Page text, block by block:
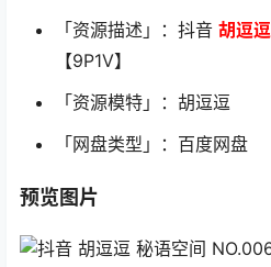
「资源描述」：抖音 胡逗逗
【9P1V】
「资源模特」：胡逗逗
「网盘类型」：百度网盘
预览图片